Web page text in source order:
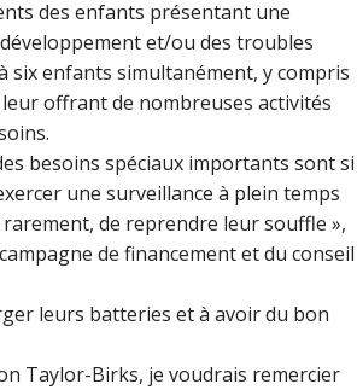
des enfants présentant une
et/ou des troubles
six enfants simultanément, y compris
offrant de nombreuses activités
besoins spéciaux importants sont si
une surveillance à plein temps
de reprendre leur souffle »,
de financement et du conseil
leurs batteries et à avoir du bon
Taylor-Birks, je voudrais remercier